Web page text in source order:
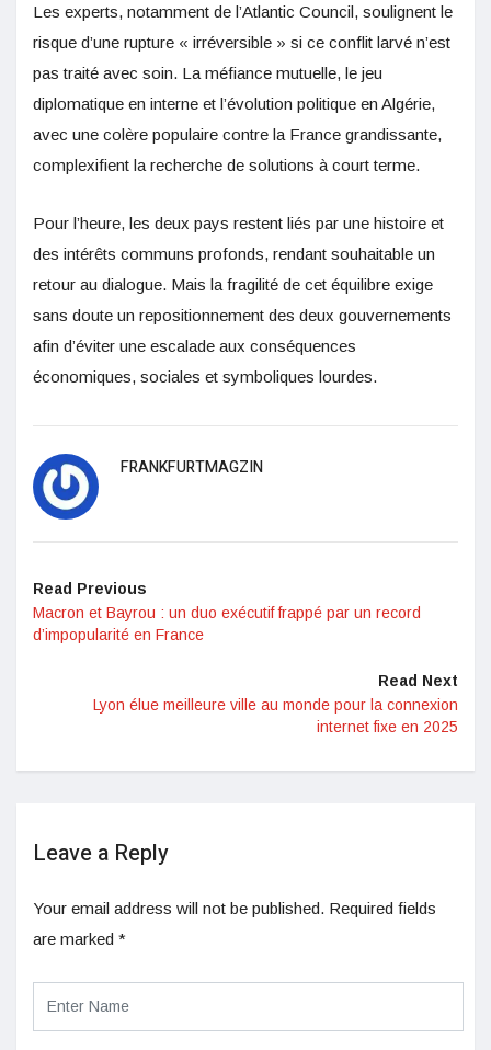
Les experts, notamment de l’Atlantic Council, soulignent le
risque d’une rupture « irréversible » si ce conflit larvé n’est
pas traité avec soin. La méfiance mutuelle, le jeu
diplomatique en interne et l’évolution politique en Algérie,
avec une colère populaire contre la France grandissante,
complexifient la recherche de solutions à court terme.
Pour l’heure, les deux pays restent liés par une histoire et
des intérêts communs profonds, rendant souhaitable un
retour au dialogue. Mais la fragilité de cet équilibre exige
sans doute un repositionnement des deux gouvernements
afin d’éviter une escalade aux conséquences
économiques, sociales et symboliques lourdes.
FRANKFURTMAGZIN
Read Previous
Macron et Bayrou : un duo exécutif frappé par un record
d’impopularité en France
Read Next
Lyon élue meilleure ville au monde pour la connexion
internet fixe en 2025
Leave a Reply
Your email address will not be published. Required fields
are marked *